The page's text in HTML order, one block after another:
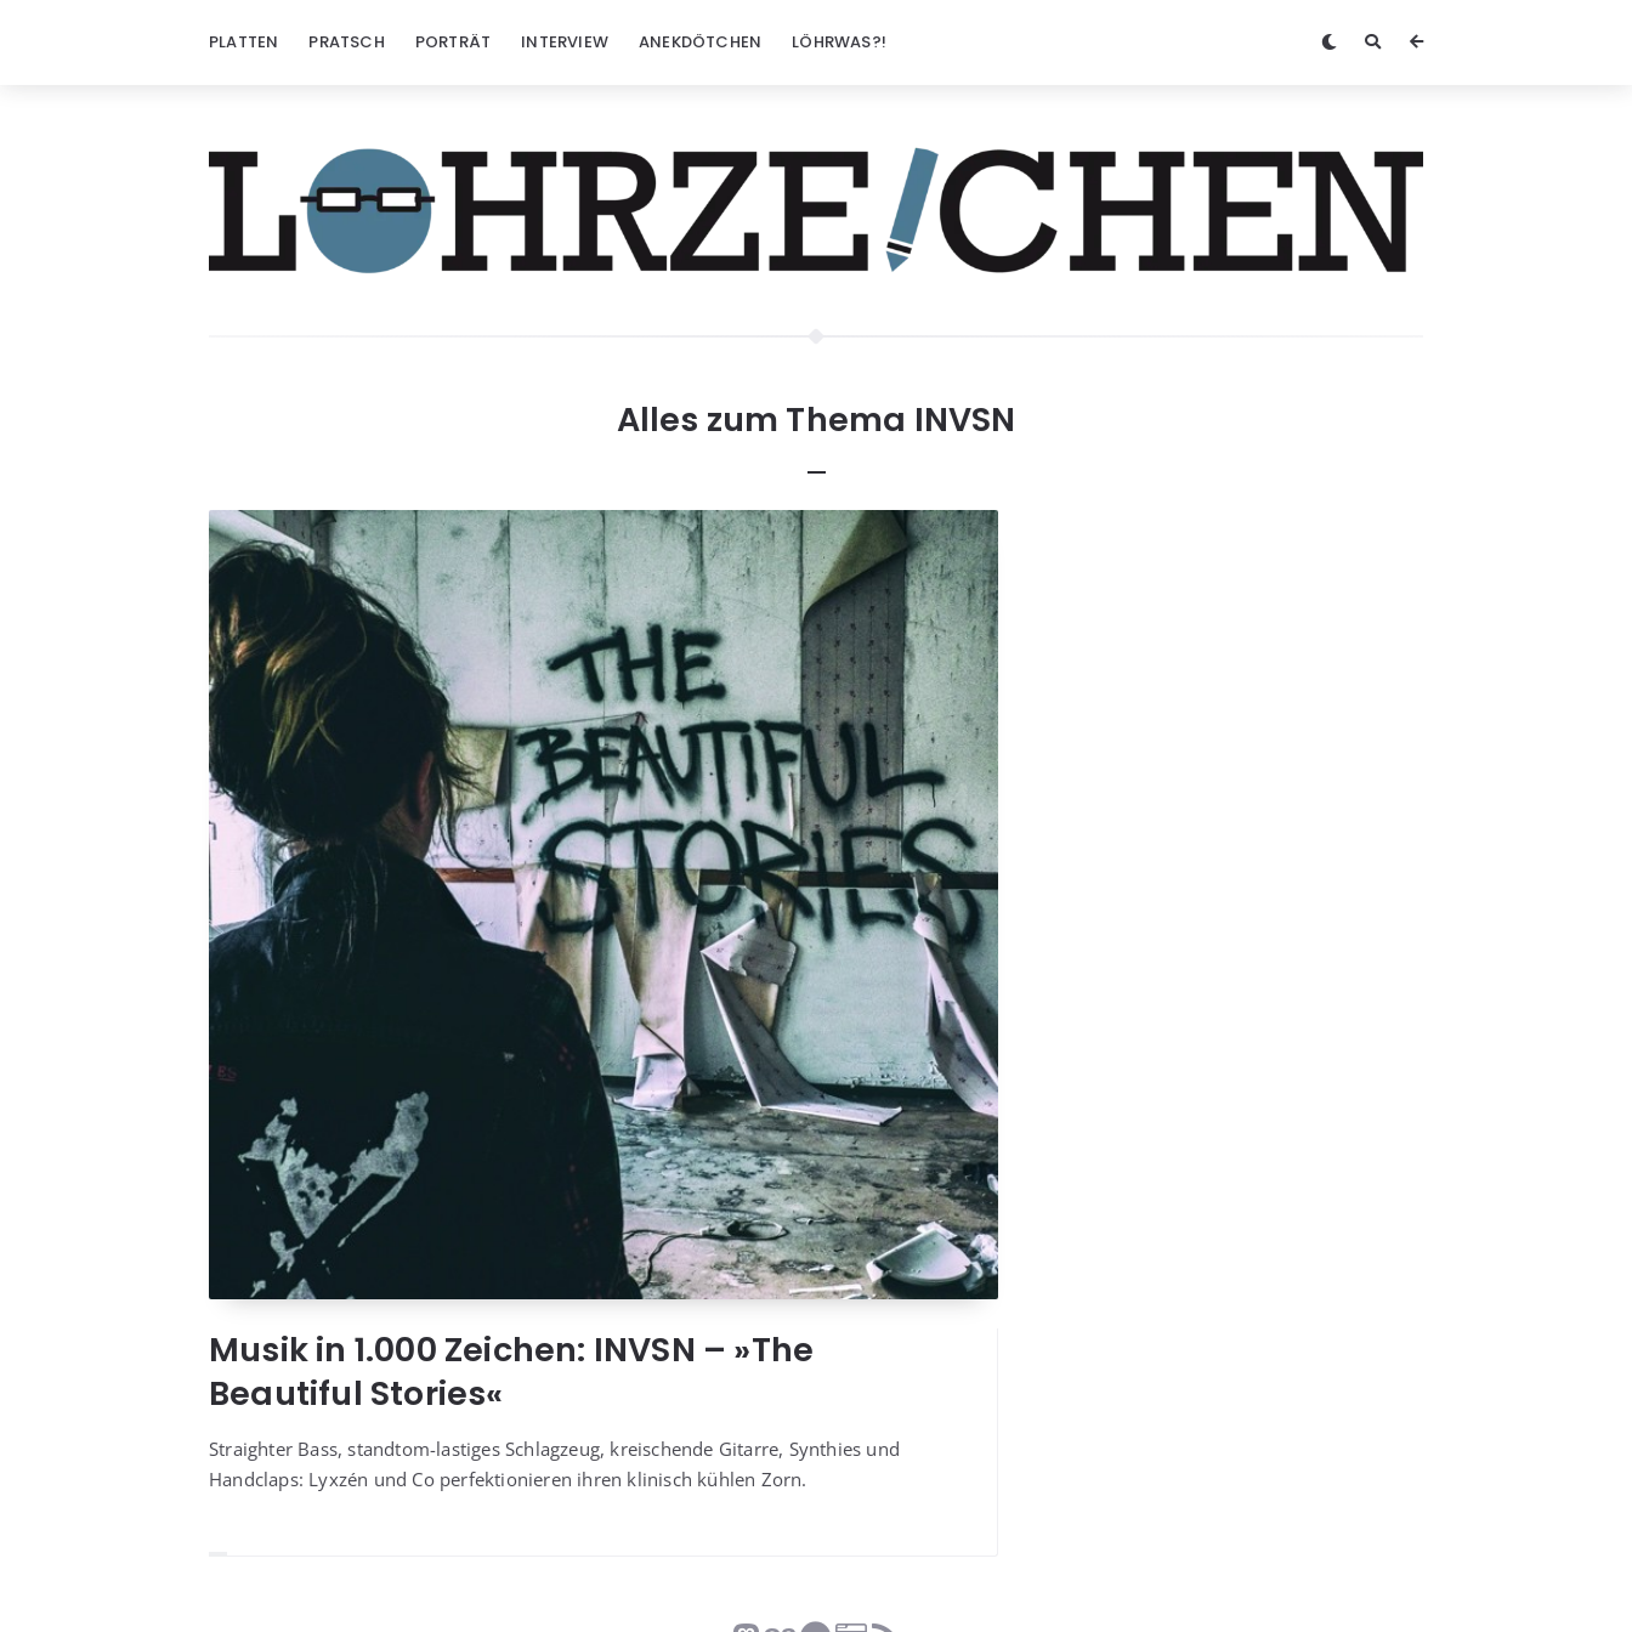
PLATTEN PRATSCH PORTRÄT INTERVIEW ANEKDÖTCHEN LÖHRWAS?!
Alles zum Thema INVSN
Musik in 1.000 Zeichen: INVSN – »The
Beautiful Stories«
Straigh­ter Bass, stand­tom-las­ti­ges Schlag­zeug, krei­schen­de Gitar­re, Syn­thies und
Hand­claps: Lyx­zén und Co per­fek­tio­nie­ren ihren kli­nisch küh­len Zorn.